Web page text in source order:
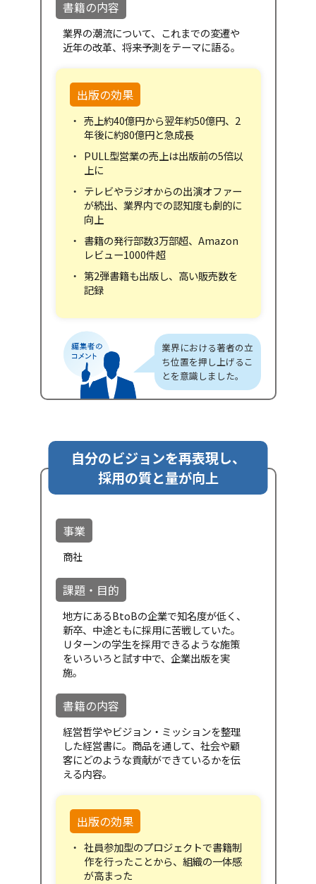
書籍の内容
業界の潮流について、これまでの変遷や
近年の改革、将来予測をテーマに語る。
出版の効果
売上約40億円から翌年約50億円、2
年後に約80億円と急成長
PULL型営業の売上は出版前の5倍以
上に
テレビやラジオからの出演オファー
が続出、業界内での認知度も劇的に
向上
書籍の発行部数3万部超、Amazon
レビュー1000件超
第2弾書籍も出版し、高い販売数を
記録
業界における著者の立
ち位置を押し上げるこ
とを意識しました。
自分のビジョンを再表現し、
採用の質と量が向上
事業
商社
課題・目的
地方にあるBtoBの企業で知名度が低く、
新卒、中途ともに採用に苦戦していた。
Ｕターンの学生を採用できるような施策
をいろいろと試す中で、企業出版を実
施。
書籍の内容
経営哲学やビジョン・ミッションを整理
した経営書に。商品を通して、社会や顧
客にどのような貢献ができているかを伝
える内容。
出版の効果
社員参加型のプロジェクトで書籍制
作を行ったことから、組織の一体感
が高まった